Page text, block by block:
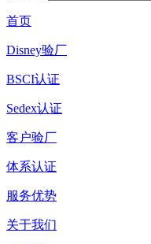
首页
Disney验厂
BSCI认证
Sedex认证
客户验厂
体系认证
服务优势
关于我们